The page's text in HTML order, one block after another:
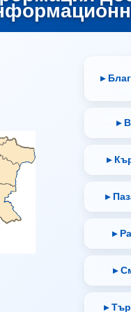
▸
▸
▸
▸
▸
▸
▸